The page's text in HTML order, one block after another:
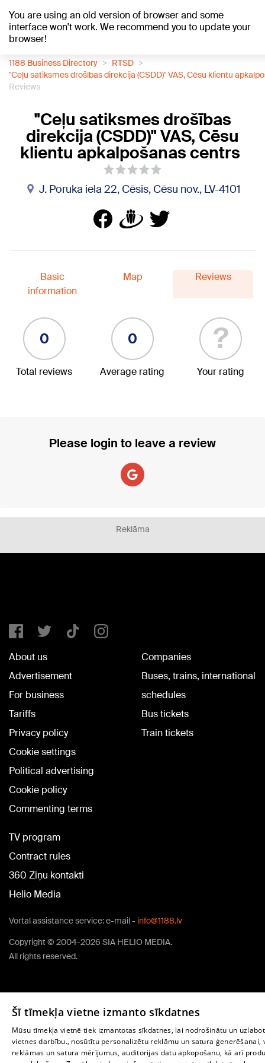
You are using an old version of browser and some
interface won't work. We recommend you to update your
browser!
+19°C
1188 Business Directory
RTSD
"Ceļu satiksmes drošības direkcija (CSDD)" VAS, Cēsu klientu
Reviews
"Ceļu satiksmes drošības
direkcija (CSDD)" VAS, Cēsu
klientu apkalpošanas centrs
J. Poruka iela 22, Cēsis, Cēsu nov., LV-4101
Basic
information
Map Reviews
0
Total reviews
0
Average rating
?
Your rating
Please login to leave a review
Reklāma
About us
Advertisement
For business
Tariffs
Privacy policy
Cookie settings
Political advertising
Cookie policy
Commenting terms
Companies
Buses, trains, international
schedules
Bus tickets
Train tickets
TV program
Contract rules
360 Ziņu kontakti
Helio Media
Vortal assistance service: e-mail - info@1188.lv
Copyright © 2004-2026 SIA HELIO MEDIA.
All rights reserved.
Šī tīmekļa vietne izmanto sīkdatnes
Mūsu tīmekļa vietnē tiek izmantotas sīkdatnes, lai nodrošinātu un
vietnes darbību., nosūtītu personalizētu reklāmu un satura ģenerēšanai,
reklāmas un satura mērījumus, auditorijas datu apkopošanu, kā arī